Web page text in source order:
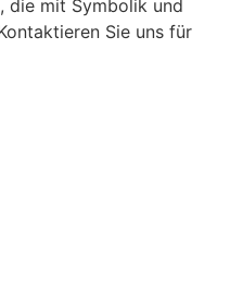
die mit Symbolik und
Sie uns für